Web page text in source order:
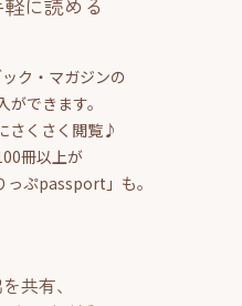
ク・マガジンの
できます。
さくさく閲覧♪
冊以上が
ぷpassport」も。
共有、